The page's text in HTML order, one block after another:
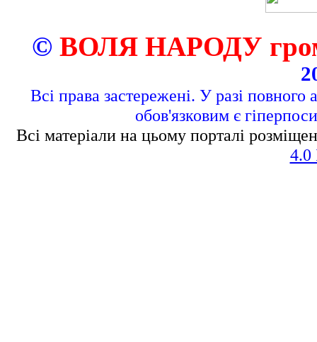
© ВОЛЯ НАРОДУ
Всі права застережені. У разі повного
обов'язковим є
Всі матеріали на цьому порталі
4.0